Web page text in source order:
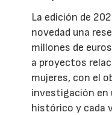
La edición de
novedad una
millones de
a proyectos
mujeres, con el
investigación en
histórico y cada